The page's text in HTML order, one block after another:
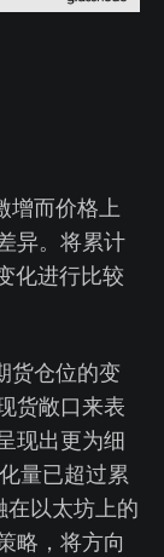
增而价格上
异。将累计
化进行比较
货仓位的变
货敞口来表
现出更为细
量已超过累
在以太坊上的
略，将方向